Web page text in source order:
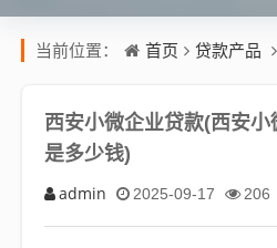
当前位置： 首页 贷款产品
西安小微企业贷款(西安
是多少钱)
admin 2025-09-17 206